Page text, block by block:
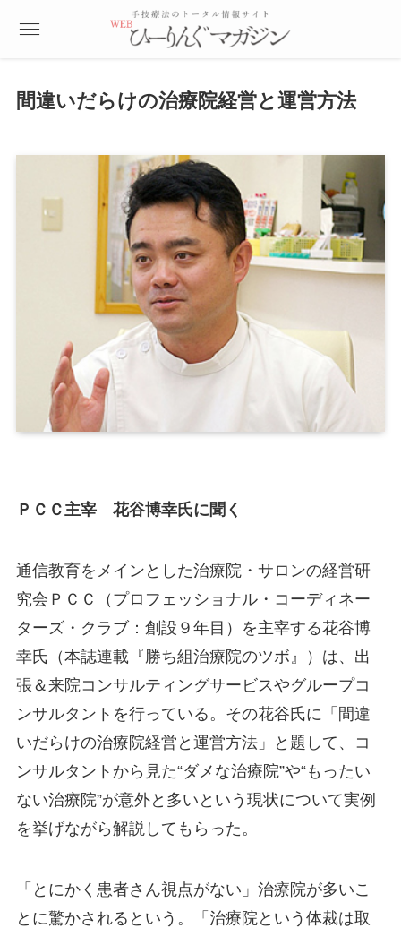
間違いだらけの治療院経営と運営方法
ＰＣＣ主宰 花谷博幸氏に聞く
通信教育をメインとした治療院・サロンの経営研
究会ＰＣＣ（プロフェッショナル・コーディネー
ターズ・クラブ：創設９年目）を主宰する花谷博
幸氏（本誌連載『勝ち組治療院のツボ』）は、出
張＆来院コンサルティングサービスやグループコ
ンサルタントを行っている。その花谷氏に「間違
いだらけの治療院経営と運営方法」と題して、コ
ンサルタントから見た“ダメな治療院”や“もったい
ない治療院”が意外と多いという現状について実例
を挙げながら解説してもらった。
「とにかく患者さん視点がない」治療院が多いこ
とに驚かされるという。「治療院という体裁は取